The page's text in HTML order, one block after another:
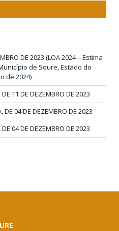
DE 2023 (LOA 2024 – Estima
de Soure, Estado do
de 2024)
11 DE DEZEMBRO DE 2023
DE 04 DE DEZEMBRO DE 2023
04 DE DEZEMBRO DE 2023